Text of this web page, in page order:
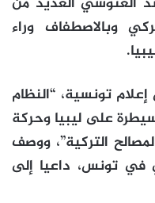
وبالاصطفاف وراء
تونسية، “النظام
على ليبيا وحركة
التركية”، ووصف
في تونس، داعيا إلى